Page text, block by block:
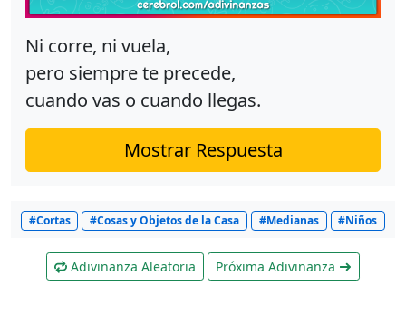
Ni corre, ni vuela,
pero siempre te precede,
cuando vas o cuando llegas.
Mostrar Respuesta
#Cortas #Cosas y Objetos de la Casa #Medianas #Niños
Adivinanza Aleatoria Próxima Adivinanza